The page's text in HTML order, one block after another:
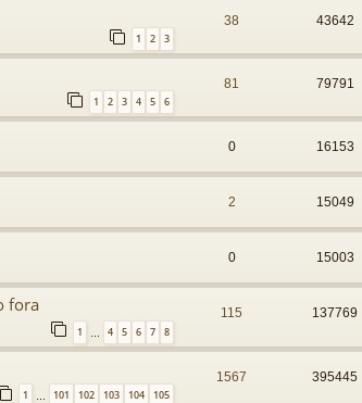
1 2 3
38 43642
1 2 3 4 5 6
81 79791
0 16153
2 15049
0 15003
fora
1 4 5 6 7 8
115 137769
1 101 102 103 104 105
1567 395445